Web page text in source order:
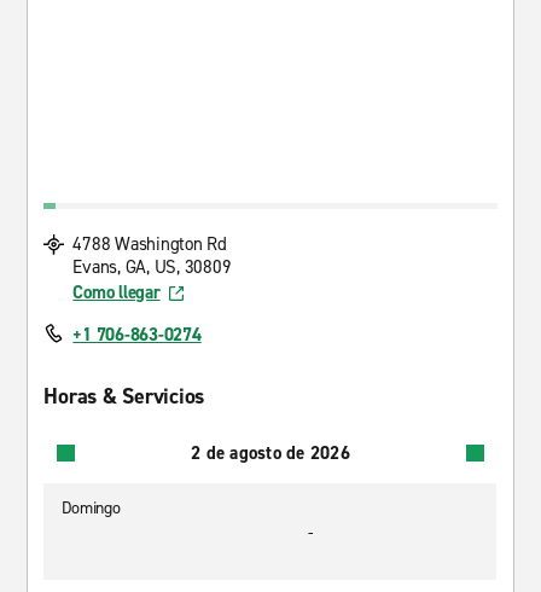
4788 Washington Rd
Evans, GA, US, 30809
Como llegar
+1 706-863-0274
Horas & Servicios
2 de agosto de 2026
Domingo
-